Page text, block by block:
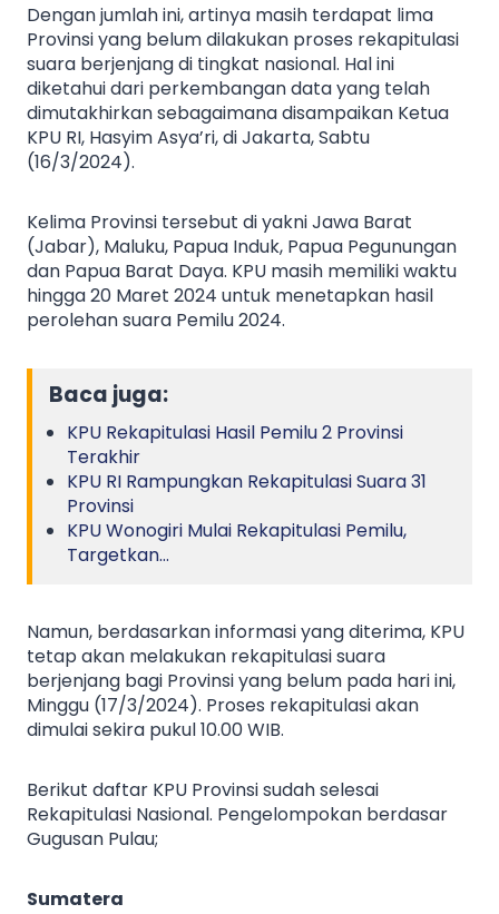
Dengan jumlah ini, artinya masih terdapat lima
Provinsi yang belum dilakukan proses rekapitulasi
suara berjenjang di tingkat nasional. Hal ini
diketahui dari perkembangan data yang telah
dimutakhirkan sebagaimana disampaikan Ketua
KPU RI, Hasyim Asya’ri, di Jakarta, Sabtu
(16/3/2024).
Kelima Provinsi tersebut di yakni Jawa Barat
(Jabar), Maluku, Papua Induk, Papua Pegunungan
dan Papua Barat Daya. KPU masih memiliki waktu
hingga 20 Maret 2024 untuk menetapkan hasil
perolehan suara Pemilu 2024.
Baca juga:
KPU Rekapitulasi Hasil Pemilu 2 Provinsi
Terakhir
KPU RI Rampungkan Rekapitulasi Suara 31
Provinsi
KPU Wonogiri Mulai Rekapitulasi Pemilu,
Targetkan…
Namun, berdasarkan informasi yang diterima, KPU
tetap akan melakukan rekapitulasi suara
berjenjang bagi Provinsi yang belum pada hari ini,
Minggu (17/3/2024). Proses rekapitulasi akan
dimulai sekira pukul 10.00 WIB.
Berikut daftar KPU Provinsi sudah selesai
Rekapitulasi Nasional. Pengelompokan berdasar
Gugusan Pulau;
Sumatera